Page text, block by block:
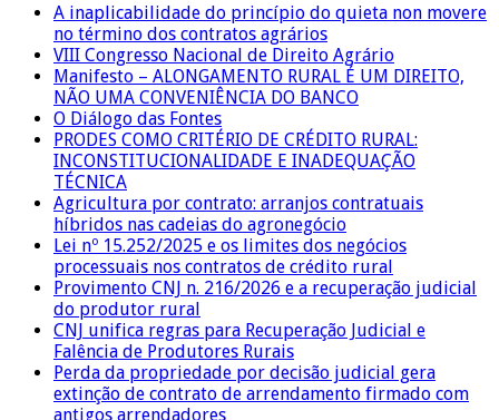
A inaplicabilidade do princípio do quieta non movere
no término dos contratos agrários
VIII Congresso Nacional de Direito Agrário
Manifesto – ALONGAMENTO RURAL É UM DIREITO,
NÃO UMA CONVENIÊNCIA DO BANCO
O Diálogo das Fontes
PRODES COMO CRITÉRIO DE CRÉDITO RURAL:
INCONSTITUCIONALIDADE E INADEQUAÇÃO
TÉCNICA
Agricultura por contrato: arranjos contratuais
híbridos nas cadeias do agronegócio
Lei nº 15.252/2025 e os limites dos negócios
processuais nos contratos de crédito rural
Provimento CNJ n. 216/2026 e a recuperação judicial
do produtor rural
CNJ unifica regras para Recuperação Judicial e
Falência de Produtores Rurais
Perda da propriedade por decisão judicial gera
extinção de contrato de arrendamento firmado com
antigos arrendadores